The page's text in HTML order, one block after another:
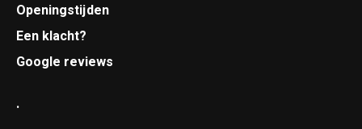
Openingstijden
Een klacht?
Google reviews
.